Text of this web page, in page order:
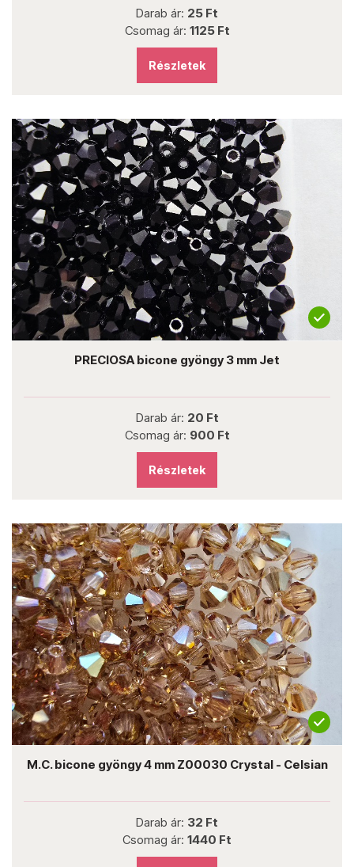
Darab ár: 25 Ft
Csomag ár: 1125 Ft
Részletek
PRECIOSA bicone gyöngy 3 mm Jet
Darab ár: 20 Ft
Csomag ár: 900 Ft
Részletek
M.C. bicone gyöngy 4 mm Z00030 Crystal - Celsian
Darab ár: 32 Ft
Csomag ár: 1440 Ft